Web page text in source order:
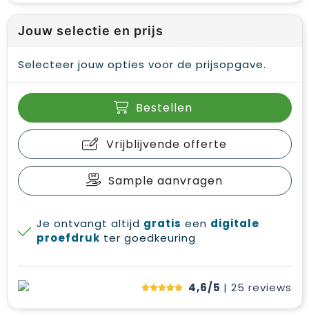
Jouw selectie en prijs
Selecteer jouw opties voor de prijsopgave.
Bestellen
Vrijblijvende offerte
Sample aanvragen
Je ontvangt altijd gratis een digitale
proefdruk ter goedkeuring
4,6/5 | 25 reviews